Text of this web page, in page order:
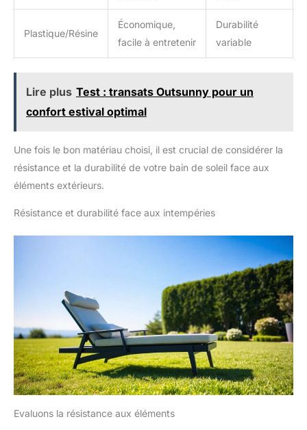
Plastique/Résine
Économique,
facile à entretenir
Durabilité
variable
Lire plus Test : transats Outsunny pour un
confort estival optimal
Une fois le bon matériau choisi, il est crucial de considérer la
résistance et la durabilité de votre bain de soleil face aux
éléments extérieurs.
Résistance et durabilité face aux intempéries
Evaluons la résistance aux éléments